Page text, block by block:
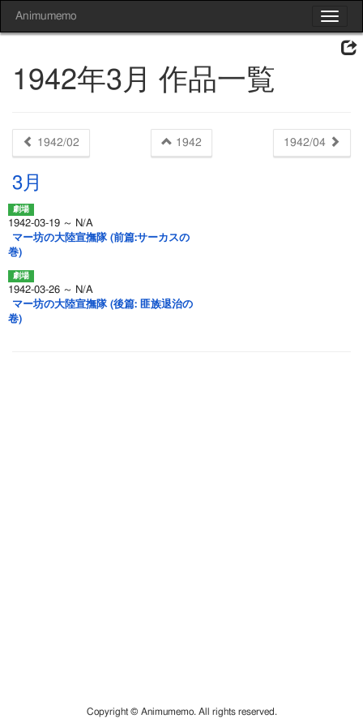
Toggle
Animumemo
1942年3月 作品一覧
1942/02 1942 1942/04
3月
1942-03-19 ～ N/A
マー坊の大陸宣撫隊 (前篇:サーカスの
巻)
1942-03-26 ～ N/A
マー坊の大陸宣撫隊 (後篇: 匪族退治の
卷)
Copyright © Animumemo. All rights reserved.